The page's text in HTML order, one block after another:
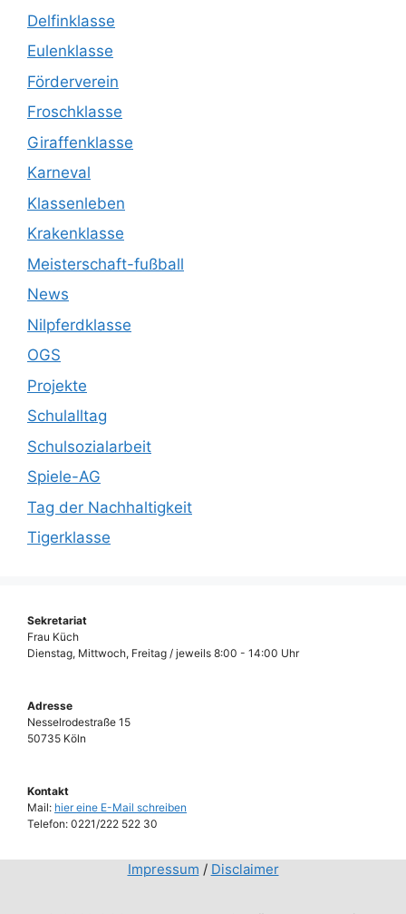
Delfinklasse
Eulenklasse
Förderverein
Froschklasse
Giraffenklasse
Karneval
Klassenleben
Krakenklasse
Meisterschaft-fußball
News
Nilpferdklasse
OGS
Projekte
Schulalltag
Schulsozialarbeit
Spiele-AG
Tag der Nachhaltigkeit
Tigerklasse
Sekretariat
Frau Küch
Dienstag, Mittwoch, Freitag / jeweils 8:00 - 14:00 Uhr
Adresse
Nesselrodestraße 15
50735 Köln
Kontakt
Mail: hier eine E-Mail schreiben
Telefon: 0221/222 522 30
Impressum / Disclaimer